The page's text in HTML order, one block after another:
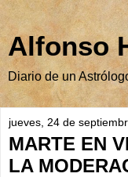
Alfonso
Diario de un
jueves, 24 de
MARTE EN
LA